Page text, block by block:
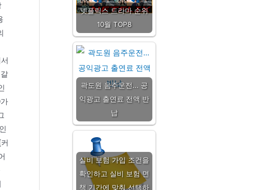
넷플릭스 드라마 순위
10월 TOP8
곽도원 음주운전... 공
익광고 출연료 전액 반
납
실비 보험 가입 조건을
확인하고 실비 보험 면
책 기간에 맞춰 선택하